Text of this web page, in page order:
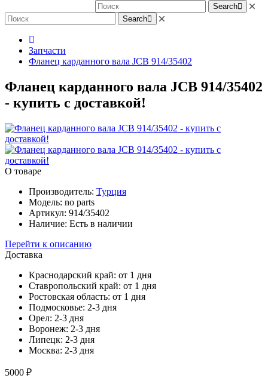
Search
Search
Запчасти
Фланец карданного вала JCB 914/35402
Фланец карданного вала JCB 914/35402
- купить с доставкой!
О товаре
Производитель: Турция
Модель: no parts
Артикул: 914/35402
Наличие: Есть в наличии
Перейти к описанию
Доставка
Краснодарский край: от 1 дня
Ставропольский край: от 1 дня
Ростовская область: от 1 дня
Подмосковье: 2-3 дня
Орел: 2-3 дня
Воронеж: 2-3 дня
Липецк: 2-3 дня
Москва: 2-3 дня
5000 ₽